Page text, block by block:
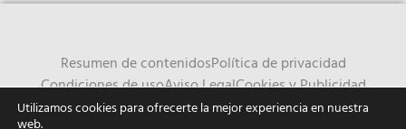
Resumen de contenidosPolítica de privacidad
Condiciones de usoAviso LegalCookies y Publicidad
Utilizamos cookies para ofrecerte la mejor experiencia en nuestra